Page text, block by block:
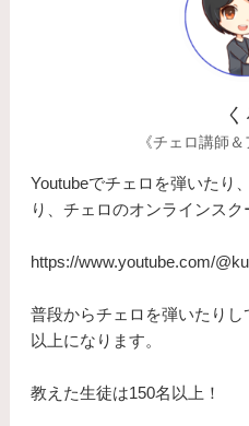
《チェロ講師
Youtubeでチェロを弾いたり
り、チェロのオンラインスク
https://www.youtube.com/
普段からチェロを弾いたり
以上になります。
​教えた生徒は150名以上！